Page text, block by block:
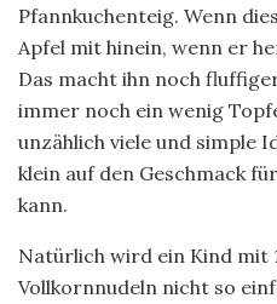
Pfannkuchenteig. Wenn
Apfel mit hinein, wenn er
Das macht ihn noch
immer noch ein wenig
unzählich viele und simple
klein auf den Geschmack
kann.
Natürlich wird ein Kind mit
Vollkornnudeln nicht so